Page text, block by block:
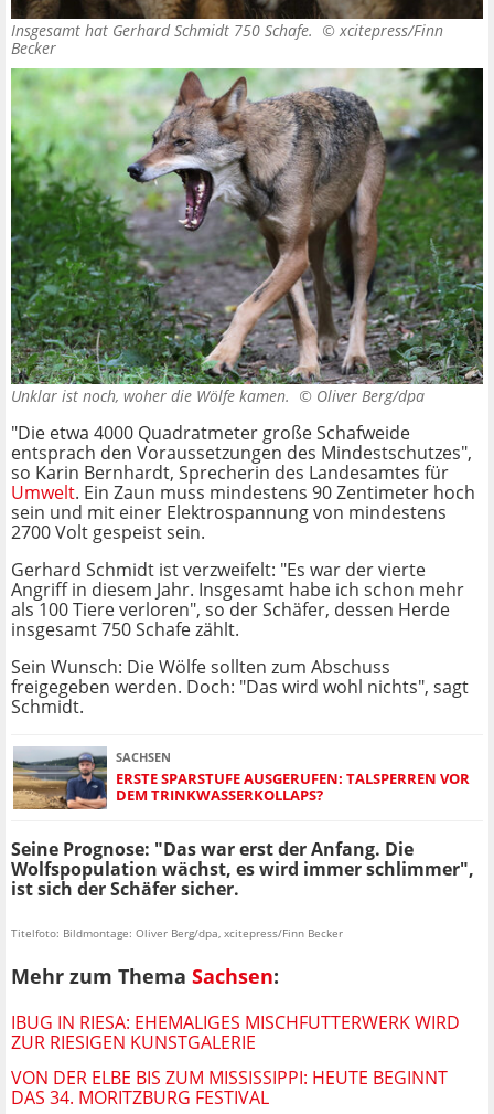
Insgesamt hat Gerhard Schmidt 750 Schafe. © xcitepress/Finn
Becker
Unklar ist noch, woher die Wölfe kamen. © Oliver Berg/dpa
"Die etwa 4000 Quadratmeter große Schafweide
entsprach den Voraussetzungen des Mindestschutzes",
so Karin Bernhardt, Sprecherin des Landesamtes für
Umwelt. Ein Zaun muss mindestens 90 Zentimeter hoch
sein und mit einer Elektrospannung von mindestens
2700 Volt gespeist sein.
Gerhard Schmidt ist verzweifelt: "Es war der vierte
Angriff in diesem Jahr. Insgesamt habe ich schon mehr
als 100 Tiere verloren", so der Schäfer, dessen Herde
insgesamt 750 Schafe zählt.
Sein Wunsch: Die Wölfe sollten zum Abschuss
freigegeben werden. Doch: "Das wird wohl nichts", sagt
Schmidt.
SACHSEN
ERSTE SPARSTUFE AUSGERUFEN: TALSPERREN VOR
DEM TRINKWASSERKOLLAPS?
Seine Prognose: "Das war erst der Anfang. Die
Wolfspopulation wächst, es wird immer schlimmer",
ist sich der Schäfer sicher.
Titelfoto: Bildmontage: Oliver Berg/dpa, xcitepress/Finn Becker
Mehr zum Thema Sachsen:
IBUG IN RIESA: EHEMALIGES MISCHFUTTERWERK WIRD
ZUR RIESIGEN KUNSTGALERIE
VON DER ELBE BIS ZUM MISSISSIPPI: HEUTE BEGINNT
DAS 34. MORITZBURG FESTIVAL